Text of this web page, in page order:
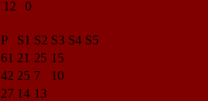
12 0
P S1 S2 S3 S4 S5
61 21 25 15
42 25 7
10
27 14 13